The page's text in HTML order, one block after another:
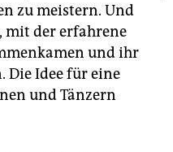
zu meistern. Und
mit der erfahrene
und ihr
Idee für eine
und Tänzern